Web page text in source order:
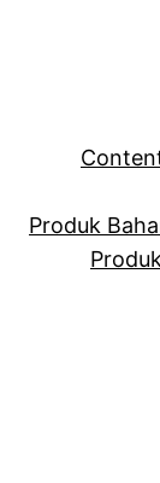
Produk